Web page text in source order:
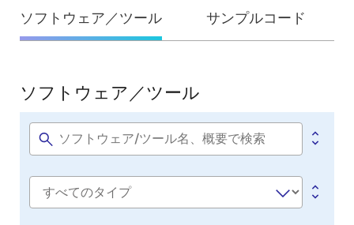
設
計・
発
ソフトウェア／ツール サンプルコード
ソ
フ
ト
ウ
ア
ソフトウェア／ツール
Software
Software